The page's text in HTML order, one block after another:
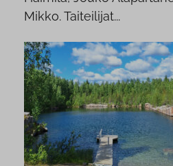
Mikko. Taiteilijat...